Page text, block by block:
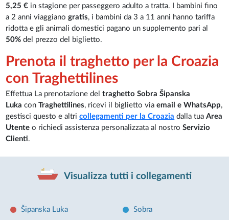
5,25 € in stagione per passeggero adulto a tratta. I bambini fino
a 2 anni viaggianogratis, i bambini da 3 a 11 anni hanno tariffa
ridotta e gli animali domestici pagano un supplemento pari al
50% del prezzo del biglietto.
Prenota il traghetto per la Croazia
con Traghettilines
Effettua La prenotazione deltraghetto Sobra Šipanska
LukaconTraghettilines, ricevi il biglietto viaemail e WhatsApp,
gestisci questo e altricollegamenti per la Croazia dalla tuaArea
Utente o richiedi assistenza personalizzata al nostroServizio
Clienti.
Visualizza tutti i collegamenti
Šipanska Luka Sobra